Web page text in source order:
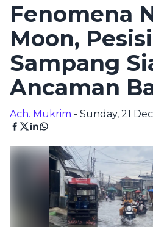
Fenomena
Moon,
Sampang
Ancaman
Ach. Mukrim - Sunday, 21